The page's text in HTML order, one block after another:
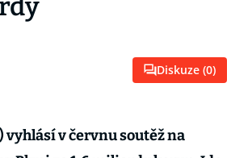
Diskuze (0)
vyhlásí v červnu soutěž na